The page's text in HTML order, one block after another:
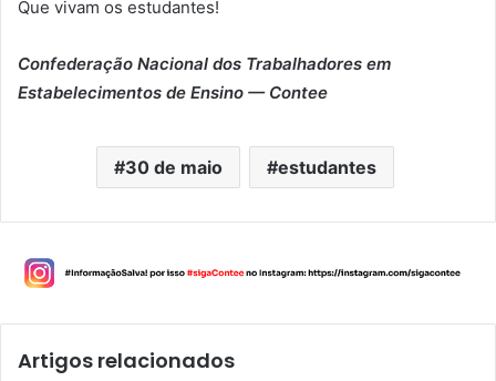
Que vivam os estudantes!
Confederação Nacional dos Trabalhadores em
Estabelecimentos de Ensino — Contee
30 de maio estudantes
Artigos relacionados